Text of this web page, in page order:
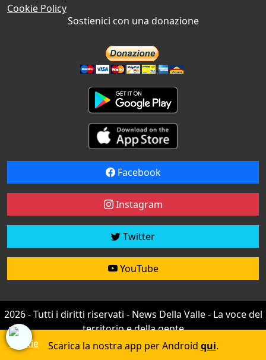
Cookie Policy
Sostienici con una donazione
Facebook
Instagram
Twitter
YouTube
2026 - Tutti i diritti riservati - News Della Valle - La voce del
territorio e della gente
Credit by efree
Scarica la nostra app per Android qui.